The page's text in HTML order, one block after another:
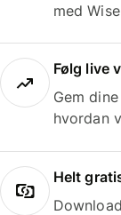
med
Følg live
Gem
hvordan
Helt